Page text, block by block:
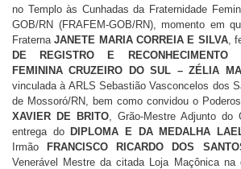
no Templo às Cunhadas da Fraternidade
GOB/RN (FRAFEM-GOB/RN), momento em
FraternaJANETE MARIA CORREIA E SILVA,
DE REGISTRO E RECONHECIMENTO
FEMININA CRUZEIRO DO SUL – ZÉLIA
vinculada à ARLS Sebastião Vasconcelos dos
de Mossoró/RN, bem como convidou o
XAVIER DE BRITO, Grão-Mestre Adjunto do
entrega do DIPLOMA E DA MEDALHA
Irmão
FRANCISCO RICARDO DOS
Venerável Mestre da citada Loja Maçônica na